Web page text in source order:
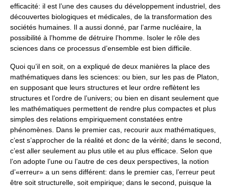
efficacité: il est l’une des causes du développement industriel, des
découvertes biologiques et médicales, de la transformation des
sociétés humaines. Il a aussi donné, par l’arme nucléaire, la
possibilité à l’homme de détruire l’homme. Isoler le rôle des
sciences dans ce processus d’ensemble est bien difficile.
Quoi qu’il en soit, on a expliqué de deux manières la place des
mathématiques dans les sciences: ou bien, sur les pas de Platon,
en supposant que leurs structures et leur ordre reflètent les
structures et l’ordre de l’univers; ou bien en disant seulement que
les mathématiques permettent de rendre plus compactes et plus
simples des relations empiriquement constatées entre
phénomènes. Dans le premier cas, recourir aux mathématiques,
c’est s’approcher de la réalité et donc de la vérité; dans le second,
c’est aller seulement au plus utile et au plus efficace. Selon que
l’on adopte l’une ou l’autre de ces deux perspectives, la notion
d’«erreur» a un sens différent: dans le premier cas, l’erreur peut
être soit structurelle, soit empirique; dans le second, puisque la